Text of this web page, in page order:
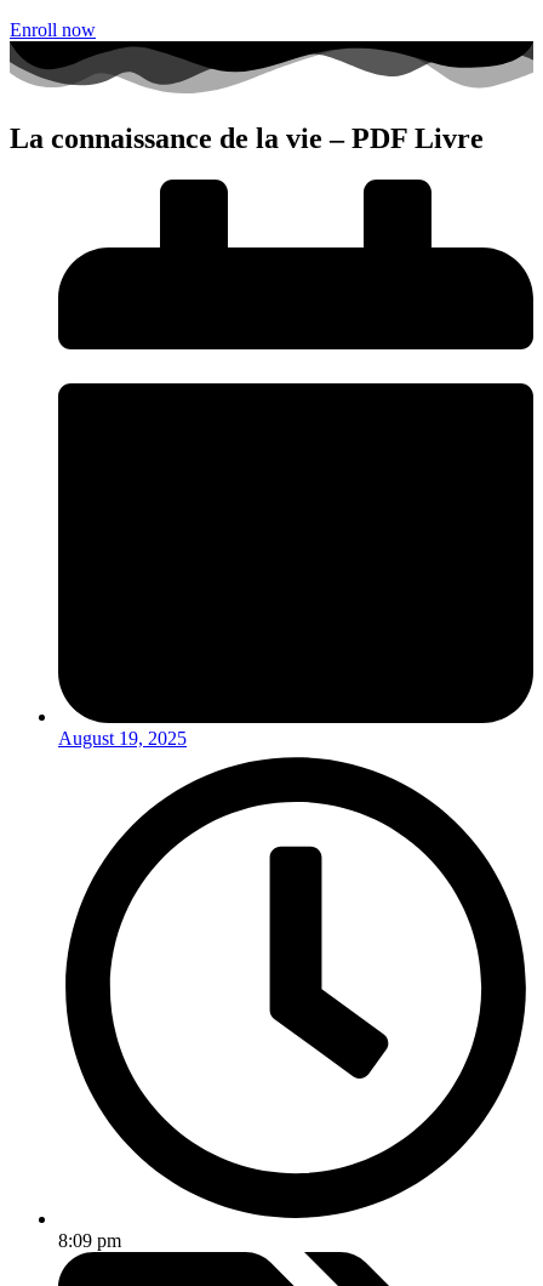
Enroll now
La connaissance de la vie – PDF Livre
August 19, 2025
8:09 pm